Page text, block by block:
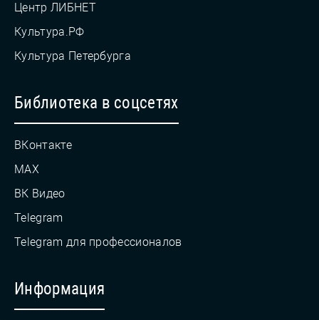
Центр ЛИБНЕТ
Культура.РФ
Культура Петербурга
Библиотека в соцсетях
ВКонтакте
MAX
ВК Видео
Telegram
Telegram для профессионалов
Информация